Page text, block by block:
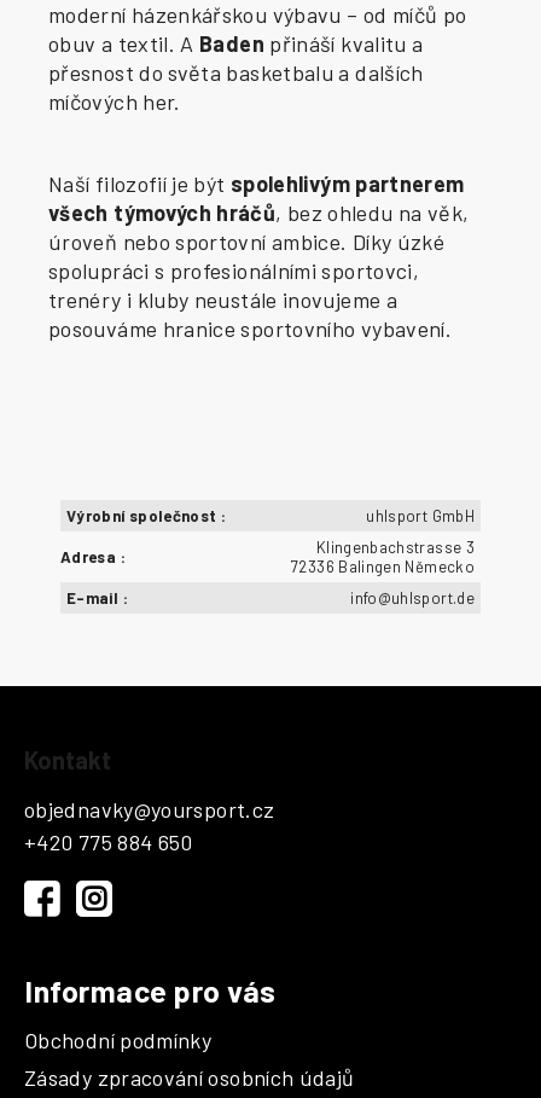
moderní házenkářskou výbavu – od míčů po
obuv a textil. A Baden přináší kvalitu a
přesnost do světa basketbalu a dalších
míčových her.
Naší filozofií je být spolehlivým partnerem
všech týmových hráčů, bez ohledu na věk,
úroveň nebo sportovní ambice. Díky úzké
spolupráci s profesionálními sportovci,
trenéry i kluby neustále inovujeme a
posouváme hranice sportovního vybavení.
Výrobní společnost : uhlsport GmbH
Adresa :
Klingenbachstrasse 3
72336 Balingen Německo
E-mail : info@uhlsport.de
Kontakt
objednavky@yoursport.cz
+420 775 884 650
Informace pro vás
Obchodní podmínky
Zásady zpracování osobních údajů